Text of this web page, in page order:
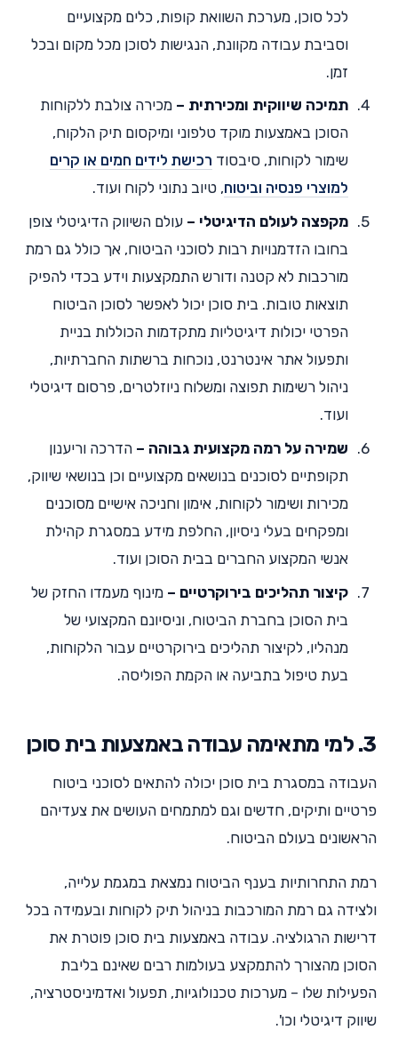
לכל סוכן, מערכת השוואת קופות, כלים מקצועיים
וסביבת עבודה מקוונת, הנגישות לסוכן מכל מקום ובכל
זמן.
תמיכה שיווקית ומכירתית – מכירה צולבת ללקוחות
הסוכן באמצעות מוקד טלפוני ומיקסום תיק הלקוח,
שימור לקוחות, סיבסוד רכישת לידים חמים או קרים
למוצרי פנסיה וביטוח, טיוב נתוני לקוח ועוד.
מקפצה לעולם הדיגיטלי – עולם השיווק הדיגיטלי צופן
בחובו הזדמנויות רבות לסוכני הביטוח, אך כולל גם רמת
מורכבות לא קטנה ודורש התמקצעות וידע בכדי להפיק
תוצאות טובות. בית סוכן יכול לאפשר לסוכן הביטוח
הפרטי יכולות דיגיטליות מתקדמות הכוללות בניית
ותפעול אתר אינטרנט, נוכחות ברשתות החברתיות,
ניהול רשימות תפוצה ומשלוח ניוזלטרים, פרסום דיגיטלי
ועוד.
שמירה על רמה מקצועית גבוהה – הדרכה וריענון
תקופתיים לסוכנים בנושאים מקצועיים וכן בנושאי שיווק,
מכירות ושימור לקוחות, אימון וחניכה אישיים מסוכנים
ומפקחים בעלי ניסיון, החלפת מידע במסגרת קהילת
אנשי המקצוע החברים בבית הסוכן ועוד.
קיצור תהליכים בירוקרטיים – מינוף מעמדו החזק של
בית הסוכן בחברת הביטוח, וניסיונם המקצועי של
מנהליו, לקיצור תהליכים בירוקרטיים עבור הלקוחות,
בעת טיפול בתביעה או הקמת הפוליסה.
3. למי מתאימה עבודה באמצעות בית סוכן
העבודה במסגרת בית סוכן יכולה להתאים לסוכני ביטוח
פרטיים ותיקים, חדשים וגם למתמחים העושים את צעדיהם
הראשונים בעולם הביטוח.
רמת התחרותיות בענף הביטוח נמצאת במגמת עלייה,
ולצידה גם רמת המורכבות בניהול תיק לקוחות ובעמידה בכל
דרישות הרגולציה. עבודה באמצעות בית סוכן פוטרת את
הסוכן מהצורך להתמקצע בעולמות רבים שאינם בליבת
הפעילות שלו – מערכות טכנולוגיות, תפעול ואדמיניסטרציה,
שיווק דיגיטלי וכו'.